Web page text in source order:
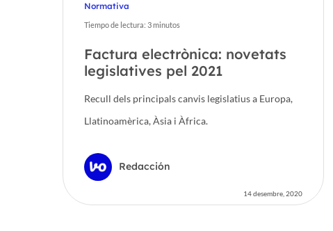
Normativa
Tiempo de lectura: 3minutos
Factura electrònica: novetats
legislatives pel 2021
Recull dels principals canvis legislatius a Europa,
Llatinoamèrica, Àsia i Àfrica.
Redacción
14 desembre, 2020